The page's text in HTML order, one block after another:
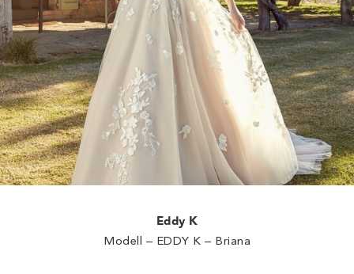
Eddy K
Modell – EDDY K – Briana